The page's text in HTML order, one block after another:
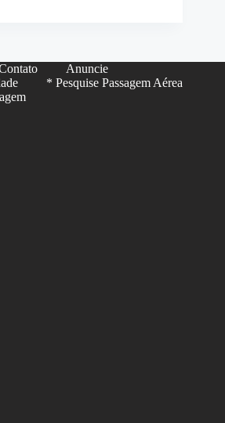
Anuncie
* Pesquise Passagem Aérea